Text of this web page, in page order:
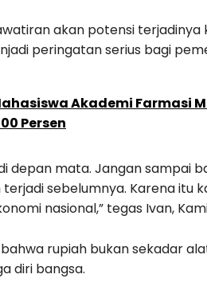
akan potensi terjadinya
peringatan serius bagi
Akademi Farmasi
Persen
depan mata. Jangan sampai
sebelumnya. Karena itu
nasional,” tegas Ivan,
rupiah bukan sekadar
diri bangsa.